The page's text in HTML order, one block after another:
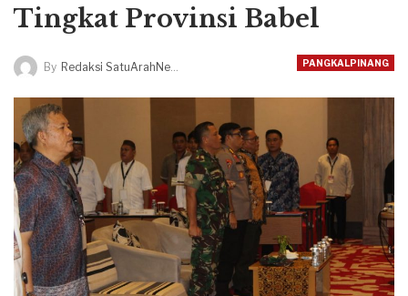
Tingkat Provinsi Babel
PANGKALPINANG
By Redaksi SatuArahNews